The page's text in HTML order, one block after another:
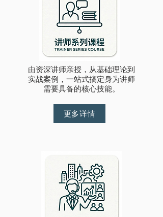
由资深讲师亲授，从基础理论到
实战案例，一站式搞定身为讲师
需要具备的核心技能。
更多详情